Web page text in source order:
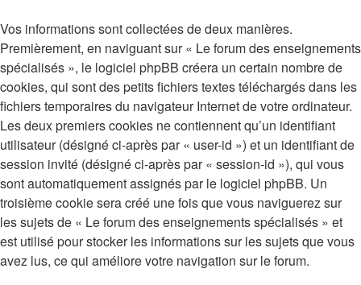
Vos informations sont collectées de deux manières.
Premièrement, en naviguant sur « Le forum des enseignements
spécialisés », le logiciel phpBB créera un certain nombre de
cookies, qui sont des petits fichiers textes téléchargés dans les
fichiers temporaires du navigateur Internet de votre ordinateur.
Les deux premiers cookies ne contiennent qu’un identifiant
utilisateur (désigné ci-après par « user-id ») et un identifiant de
session invité (désigné ci-après par « session-id »), qui vous
sont automatiquement assignés par le logiciel phpBB. Un
troisième cookie sera créé une fois que vous naviguerez sur
les sujets de « Le forum des enseignements spécialisés » et
est utilisé pour stocker les informations sur les sujets que vous
avez lus, ce qui améliore votre navigation sur le forum.